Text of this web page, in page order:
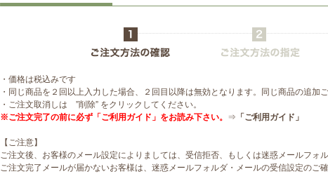
・価格は税込みです
・同じ商品を２回以上入力した場合、２回目以降は無効となります。同じ商品の追加
・ご注文取消しは ”削除” をクリックしてください。
※ご注文完了の前に必ず「ご利用ガイド」をお読み下さい。 ⇒ 「ご利用ガイド」
【ご注意】
ご注文後、お客様のメール設定によりましては、受信拒否、もしくは迷惑メールフォ
ご注文完了メールが届かないお客様は、迷惑メールフォルダ・メールの受信設定の